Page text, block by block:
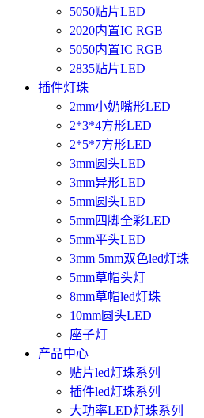
5050贴片LED
2020内置IC RGB
5050内置IC RGB
2835贴片LED
插件灯珠
2mm小奶嘴形LED
2*3*4方形LED
2*5*7方形LED
3mm圆头LED
3mm异形LED
5mm圆头LED
5mm四脚全彩LED
5mm平头LED
3mm 5mm双色led灯珠
5mm草帽头灯
8mm草帽led灯珠
10mm圆头LED
座子灯
产品中心
贴片led灯珠系列
插件led灯珠系列
大功率LED灯珠系列